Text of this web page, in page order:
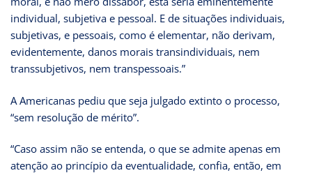
individual, subjetiva e pessoal. E de situações individuais,
subjetivas, e pessoais, como é elementar, não derivam,
evidentemente, danos morais transindividuais, nem
transsubjetivos, nem transpessoais.”
A Americanas pediu que seja julgado extinto o processo,
“sem resolução de mérito”.
“Caso assim não se entenda, o que se admite apenas em
atenção ao princípio da eventualidade, confia, então, em